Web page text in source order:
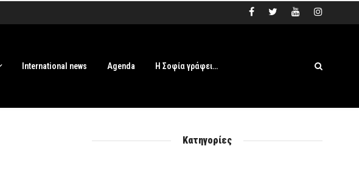
International news Agenda Η Σοφία γράφει…
Κατηγορίες